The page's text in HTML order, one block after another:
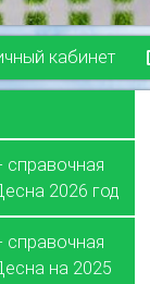
кабинет
2026 год
на 2025